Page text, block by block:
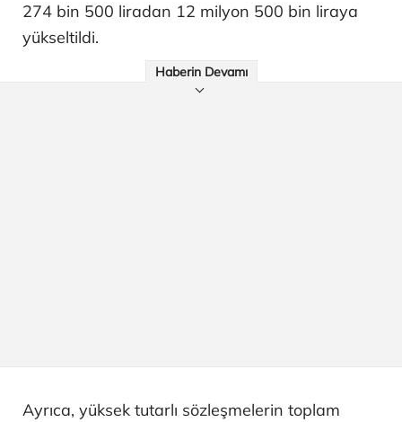
274 bin 500 liradan 12 milyon 500 bin liraya
yükseltildi.
Haberin Devamı
Ayrıca, yüksek tutarlı sözleşmelerin toplam